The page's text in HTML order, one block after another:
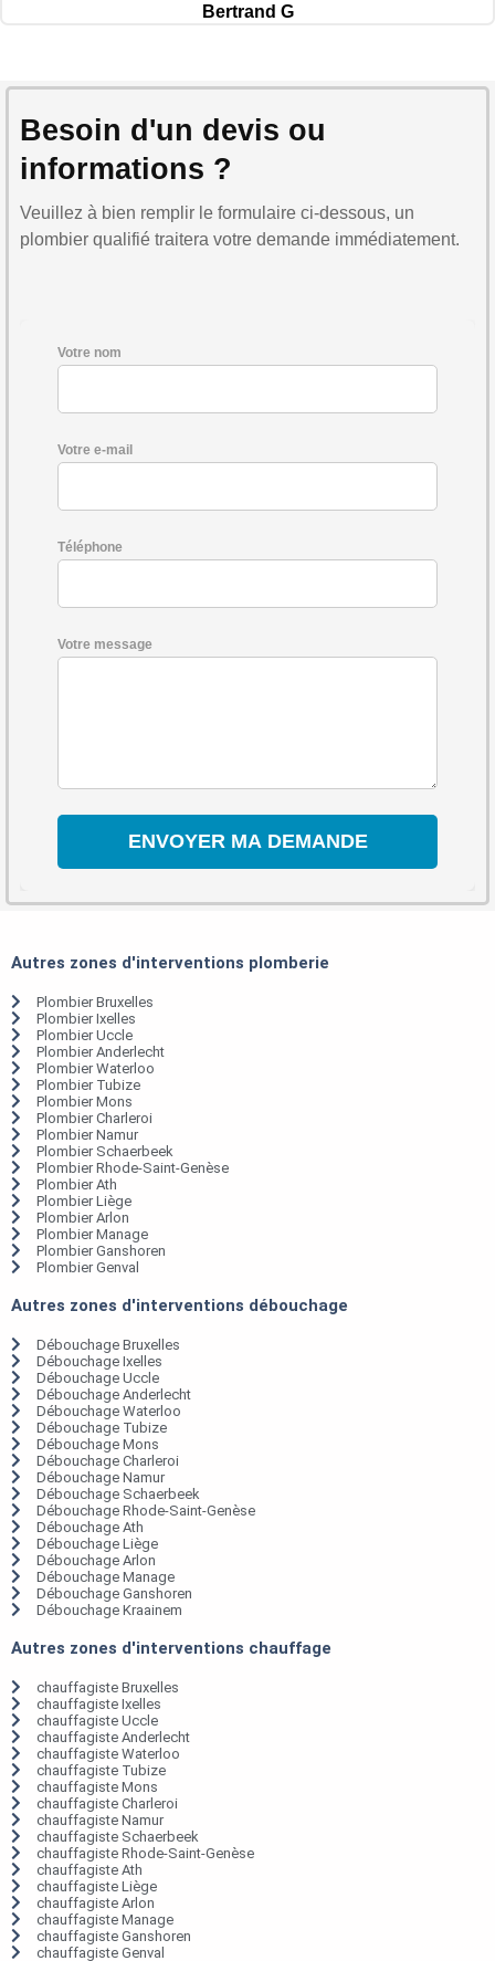
Bertrand G
Besoin d'un devis ou
informations ?
Veuillez à bien remplir le formulaire ci-dessous, un
plombier qualifié traitera votre demande immédiatement.
Votre nom
Votre e-mail
Téléphone
Votre message
Autres zones d'interventions plomberie
Plombier Bruxelles
Plombier Ixelles
Plombier Uccle
Plombier Anderlecht
Plombier Waterloo
Plombier Tubize
Plombier Mons
Plombier Charleroi
Plombier Namur
Plombier Schaerbeek
Plombier Rhode-Saint-Genèse
Plombier Ath
Plombier Liège
Plombier Arlon
Plombier Manage
Plombier Ganshoren
Plombier Genval
Autres zones d'interventions débouchage
Débouchage Bruxelles
Débouchage Ixelles
Débouchage Uccle
Débouchage Anderlecht
Débouchage Waterloo
Débouchage Tubize
Débouchage Mons
Débouchage Charleroi
Débouchage Namur
Débouchage Schaerbeek
Débouchage Rhode-Saint-Genèse
Débouchage Ath
Débouchage Liège
Débouchage Arlon
Débouchage Manage
Débouchage Ganshoren
Débouchage Kraainem
Autres zones d'interventions chauffage
chauffagiste Bruxelles
chauffagiste Ixelles
chauffagiste Uccle
chauffagiste Anderlecht
chauffagiste Waterloo
chauffagiste Tubize
chauffagiste Mons
chauffagiste Charleroi
chauffagiste Namur
chauffagiste Schaerbeek
chauffagiste Rhode-Saint-Genèse
chauffagiste Ath
chauffagiste Liège
chauffagiste Arlon
chauffagiste Manage
chauffagiste Ganshoren
chauffagiste Genval